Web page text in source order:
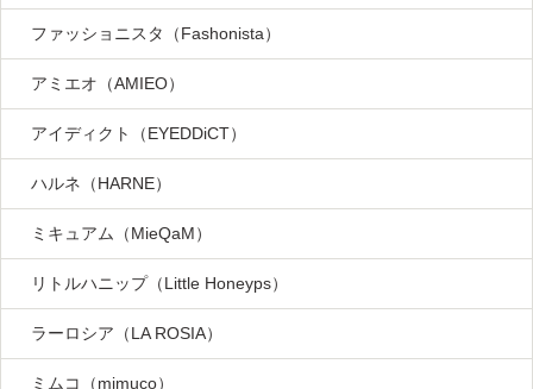
ファッショニスタ（Fashonista）
アミエオ（AMIEO）
アイディクト（EYEDDiCT）
ハルネ（HARNE）
ミキュアム（MieQaM）
リトルハニップ（Little Honeyps）
ラーロシア（LA ROSIA）
ミムコ（mimuco）